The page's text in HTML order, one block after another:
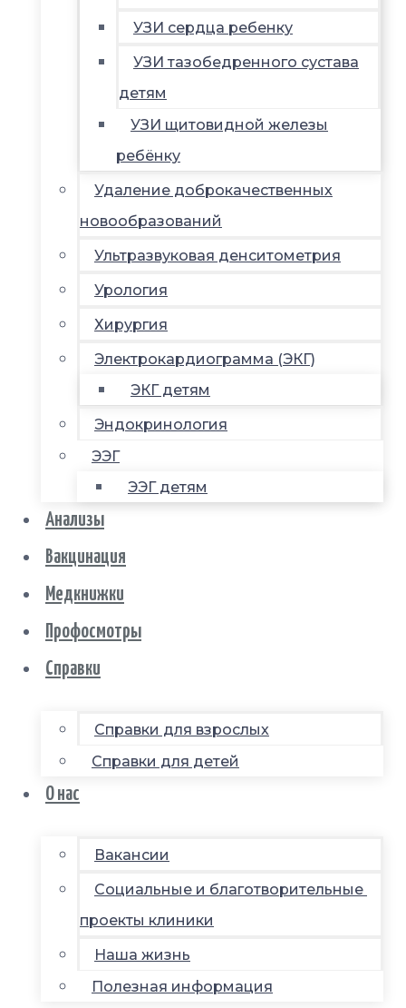
УЗИ сердца ребенку
УЗИ тазобедренного сустава
детям
УЗИ щитовидной железы
ребёнку
Удаление доброкачественных
новообразований
Ультразвуковая денситометрия
Урология
Хирургия
Электрокардиограмма (ЭКГ)
ЭКГ детям
Эндокринология
ЭЭГ
ЭЭГ детям
Анализы
Вакцинация
Медкнижки
Профосмотры
Справки
Справки для взрослых
Справки для детей
О нас
Вакансии
Социальные и благотворительные
проекты клиники
Наша жизнь
Полезная информация